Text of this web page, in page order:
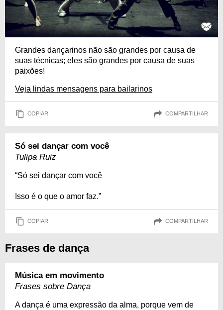
Grandes dançarinos não são grandes por causa de
suas técnicas; eles são grandes por causa de suas
paixões!
Veja lindas mensagens para bailarinos
COPIAR COMPARTILHAR
Só sei dançar com você
Tulipa Ruiz
“Só sei dançar com você
Isso é o que o amor faz.”
COPIAR COMPARTILHAR
Frases de dança
Música em movimento
Frases sobre Dança
A dança é uma expressão da alma, porque vem de